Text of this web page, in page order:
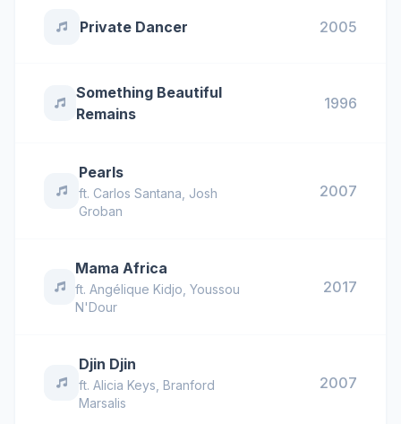
Private Dancer 2005
Something Beautiful
Remains
1996
Pearls
ft. Carlos Santana Josh
Groban
2007
Mama Africa
ft.Angélique Kidjo ,Youssou
N'Dour
2017
Djin Djin
ft.Alicia Keys ,Branford
Marsalis
2007